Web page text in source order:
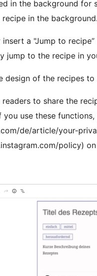
in the background for
in the background.
a "Jump to
jump to the recipe in
design of the recipes
readers to share the
you use these
de/article/your-
policy)